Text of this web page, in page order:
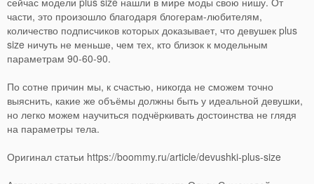
части, это произошло благодаря блогерам-любителям,
количество подписчиков которых доказывает, что девушек plus
size ничуть не меньше, чем тех, кто близок к модельным
параметрам 90-60-90.
По сотне причин мы, к счастью, никогда не сможем точно
выяснить, какие же объёмы должны быть у идеальной девушки,
но легко можем научиться подчёркивать достоинства не глядя
на параметры тела.
Оригинал статьи https://boommy.ru/article/devushki-plus-size